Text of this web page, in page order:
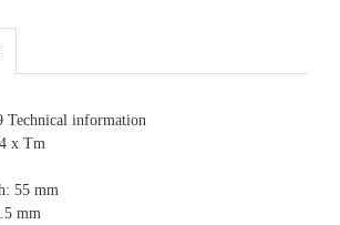
Technical information
x Tm
55 mm
mm